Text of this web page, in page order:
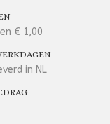
€ 1,00
in NL